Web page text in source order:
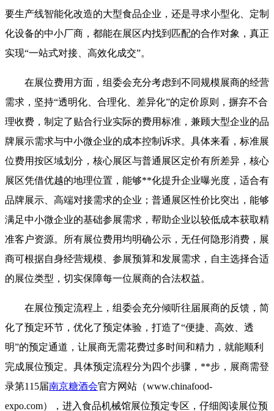
要生产线智能化改造的大型食品企业，还是寻求小型化、定制
化设备的中小厂商，都能在展区内找到匹配的合作对象，真正
实现“一站式对接、高效化成交”。
在展位费用方面，组委会充分考虑到不同规模展商的经营
需求，坚持“透明化、合理化、差异化”的定价原则，摒弃不合
理收费，制定了贴合行业实际的费用标准，兼顾大型企业的品
牌展示需求与中小微企业的成本控制诉求。具体来看，标准展
位费用按区域划分，核心展区与普通展区定价有所差异，核心
展区凭借优越的地理位置，能够**化提升企业曝光度，适合有
品牌展示、高端对接需求的企业；普通展区性价比突出，能够
满足中小微企业的基础参展需求，帮助企业以较低成本获取精
准客户资源。所有展位费用均明确公示，无任何隐形消费，展
商可根据自身经营规模、参展预算和发展需求，自主选择合适
的展位类型，切实保障每一位展商的合法权益。
在展位预定流程上，组委会充分倾听往届展商的反馈，简
化了预定环节，优化了预定体验，打造了“便捷、高效、透
明”的预定通道，让展商无需花费过多时间和精力，就能顺利
完成展位预定。具体预定流程分为四个步骤，**步，展商需登
录第115届南京糖酒会官方网站（www.chinafood-
expo.com），进入食品机械馆展位预定专区，仔细阅读展位预